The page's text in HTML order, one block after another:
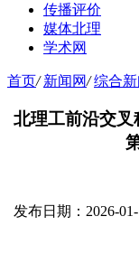
传播评价
媒体北理
学术网
首页/ 新闻网/ 综合新
北理工前沿交
发布日期：2026-